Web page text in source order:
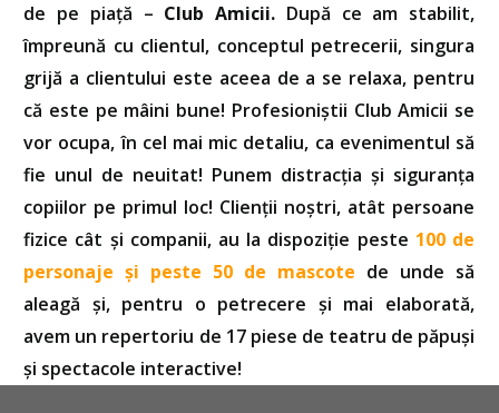
de pe piață – Club Amicii. După ce am stabilit,
împreună cu clientul, conceptul petrecerii, singura
grijă a clientului este aceea de a se relaxa, pentru
că este pe mâini bune! Profesioniștii Club Amicii se
vor ocupa, în cel mai mic detaliu, ca evenimentul să
fie unul de neuitat! Punem distracția și siguranța
copiilor pe primul loc! Clienții noștri, atât persoane
fizice cât și companii, au la dispoziție peste 100 de
personaje și peste 50 de mascote de unde să
aleagă și, pentru o petrecere și mai elaborată,
avem un repertoriu de 17 piese de teatru de păpuși
și spectacole interactive!